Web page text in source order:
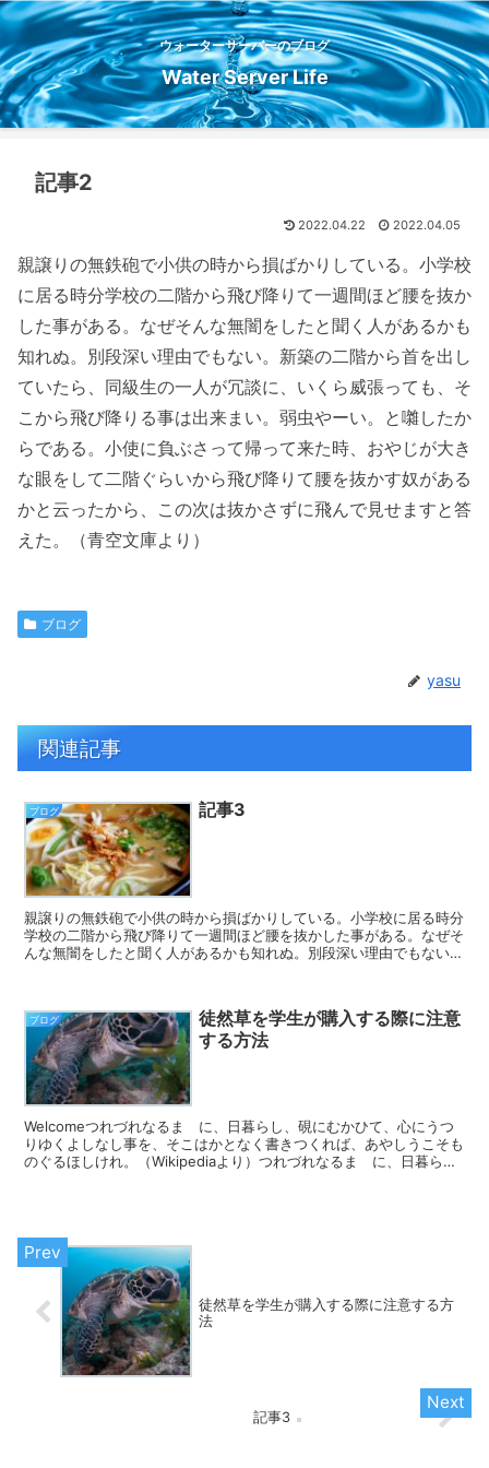
ウォーターサーバーのブログ
Water Server Life
記事2
2022.04.22 2022.04.05
親譲りの無鉄砲で小供の時から損ばかりしている。小学校
に居る時分学校の二階から飛び降りて一週間ほど腰を抜か
した事がある。なぜそんな無闇をしたと聞く人があるかも
知れぬ。別段深い理由でもない。新築の二階から首を出し
ていたら、同級生の一人が冗談に、いくら威張っても、そ
こから飛び降りる事は出来まい。弱虫やーい。と囃したか
らである。小使に負ぶさって帰って来た時、おやじが大き
な眼をして二階ぐらいから飛び降りて腰を抜かす奴がある
かと云ったから、この次は抜かさずに飛んで見せますと答
えた。（青空文庫より）
ブログ
yasu
関連記事
ブログ 記事3
親譲りの無鉄砲で小供の時から損ばかりしている。小学校に居る時分
学校の二階から飛び降りて一週間ほど腰を抜かした事がある。なぜそ
んな無闇をしたと聞く人があるかも知れぬ。別段深い理由でもない。
ブログ
徒然草を学生が購入する際に注意
する方法
Welcomeつれづれなるまゝに、日暮らし、硯にむかひて、心にうつ
りゆくよしなし事を、そこはかとなく書きつくれば、あやしうこそも
のぐるほしけれ。（Wikipediaより）つれづれなるまゝに、日暮ら
徒然草を学生が購入する際に注意する方
法
記事3